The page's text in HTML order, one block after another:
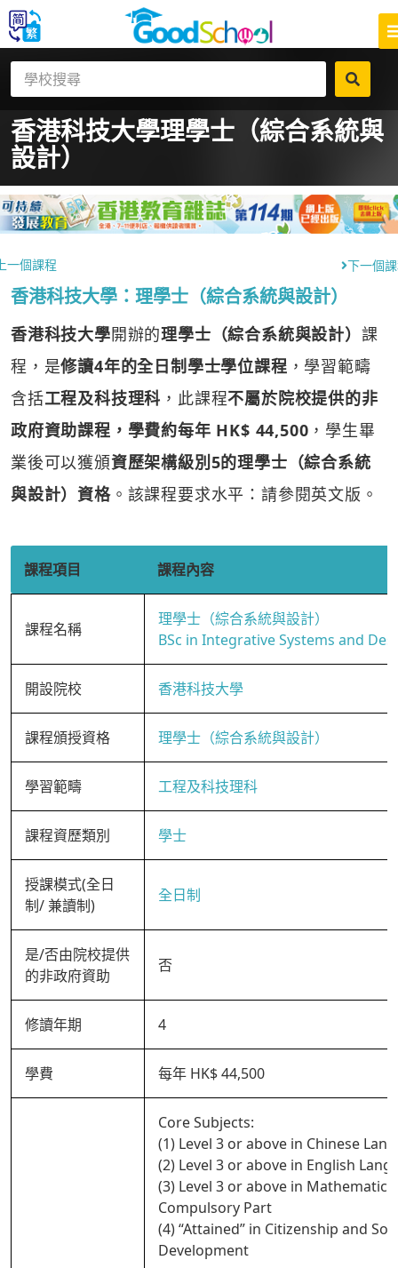
香港科技大學理學士（綜合系統與
設計）
一個課程 下一個
香港科技大學：理學士（綜合系統與設計）
香港科技大學開辦的理學士（綜合系統與設計） 課
程，是修讀4年的全日制學士學位課程 ，學習範疇
含括工程及科技理科 ，此課程不屬於院校提供的非
政府資助課程，學費約每年 HK$ 44,500 ，學生畢
業後可以獲頒資歷架構級別5的理學士（綜合系統
與設計）資格。該課程要求水平：請參閱英文版。
課程項目 課程內容
課程名稱
理學士（綜合系統與設計）
BSc in Integrative Systems and
開設院校 香港科技大學
課程頒授資格 理學士（綜合系統與設計）
學習範疇 工程及科技理科
課程資歷類別 學士
授課模式(全日
制/ 兼讀制)
全日制
是/否由院校提供
的非政府資助
否
修讀年期 4
學費 每年 HK$ 44,500
Core Subjects:
(1) Level 3 or above in Chinese
(2) Level 3 or above in English
(3) Level 3 or above in Mathematics
Compulsory Part
(4) “Attained” in Citizenship and
Development